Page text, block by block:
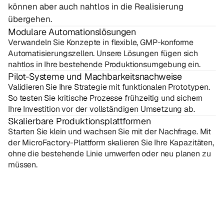
können aber auch nahtlos in die Realisierung
übergehen.
Modulare Automationslösungen
Verwandeln Sie Konzepte in flexible, GMP-konforme
Automatisierungszellen. Unsere Lösungen fügen sich
nahtlos in Ihre bestehende Produktionsumgebung ein.
Pilot-Systeme und Machbarkeitsnachweise
Validieren Sie Ihre Strategie mit funktionalen Prototypen.
So testen Sie kritische Prozesse frühzeitig und sichern
Ihre Investition vor der vollständigen Umsetzung ab.
Skalierbare Produktionsplattformen
Starten Sie klein und wachsen Sie mit der Nachfrage. Mit
der MicroFactory-Plattform skalieren Sie Ihre Kapazitäten,
ohne die bestehende Linie umwerfen oder neu planen zu
müssen.